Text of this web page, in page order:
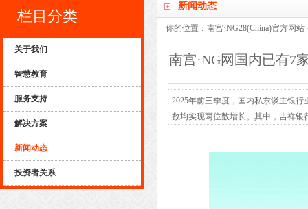
新闻动态
你的位置： 南宫·NG28(China)官方网站
南宫·NG网国内已有7
2025年前三季度，国内私东谈主银
数均实现两位数增长。其中，吉祥
栏目分类
关于我们
智慧教育
服务支持
解决方案
新闻动态
投资者关系